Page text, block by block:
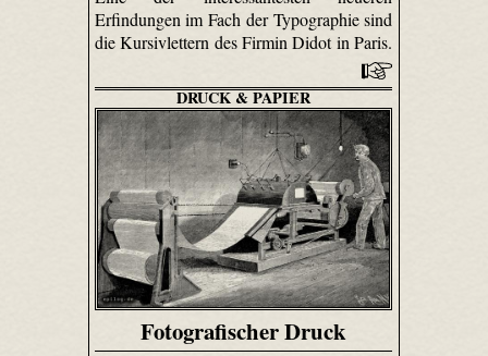
Erfindungen im Fach der Typographie sind
die Kursivlettern des Firmin Didot in Paris.
DRUCK & PAPIER
Fotografischer Druck